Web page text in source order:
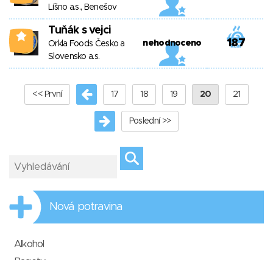
Líšno a.s., Benešov
0 Tuňák s vejci
Orkla Foods Česko a
Slovensko a.s.
nehodnoceno 187
<< První 17 18 19 20 21
Poslední >>
Nová potravina
Alkohol